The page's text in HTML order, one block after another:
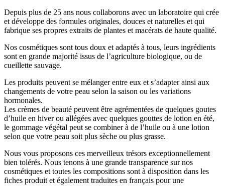
Depuis plus de 25 ans nous collaborons avec un laboratoire qui crée
et développe des formules originales, douces et naturelles et qui
fabrique ses propres extraits de plantes et macérats de haute qualité.
Nos cosmétiques sont tous doux et adaptés à tous, leurs ingrédients
sont en grande majorité issus de l’agriculture biologique, ou de
cueillette sauvage.
Les produits peuvent se mélanger entre eux et s’adapter ainsi aux
changements de votre peau selon la saison ou les variations
hormonales.
Les crèmes de beauté peuvent être agrémentées de quelques goutes
d’huile en hiver ou allégées avec quelques gouttes de lotion en été,
le gommage végétal peut se combiner à de l’huile ou à une lotion
selon que votre peau soit plus sèche ou plus grasse.
Nous vous proposons ces merveilleux trésors exceptionnellement
bien tolérés. Nous tenons à une grande transparence sur nos
cosmétiques et toutes les compositions sont à disposition dans les
fiches produit et également traduites en français pour une